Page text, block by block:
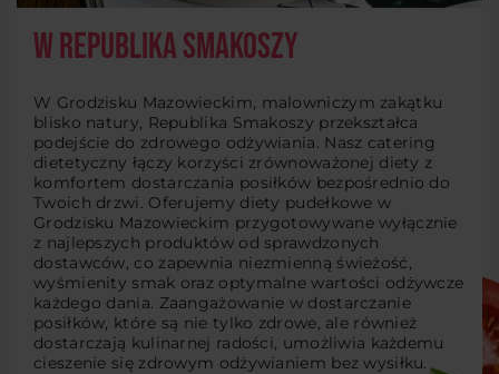
W Republika Smakoszy
W Grodzisku Mazowieckim, malowniczym zakątku
blisko natury, Republika Smakoszy przekształca
podejście do zdrowego odżywiania. Nasz catering
dietetyczny łączy korzyści zrównoważonej diety z
komfortem dostarczania posiłków bezpośrednio do
Twoich drzwi. Oferujemy diety pudełkowe w
Grodzisku Mazowieckim przygotowywane wyłącznie
z najlepszych produktów od sprawdzonych
dostawców, co zapewnia niezmienną świeżość,
wyśmienity smak oraz optymalne wartości odżywcze
każdego dania. Zaangażowanie w dostarczanie
posiłków, które są nie tylko zdrowe, ale również
dostarczają kulinarnej radości, umożliwia każdemu
cieszenie się zdrowym odżywianiem bez wysiłku.